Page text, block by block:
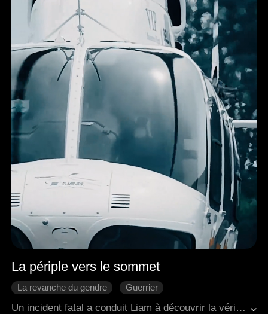
La périple vers le sommet
La revanche du gendre
Guerrier
Un incident fatal a conduit Liam à découvrir la vérité de l'infidélité de sa femme, coïncidant avec l'achèvement de son procès de trois ans. À partir de ce moment-là, il rompt officiellement les liens avec la famille Lambert et se lance dans son voyage d'exploration commerciale.